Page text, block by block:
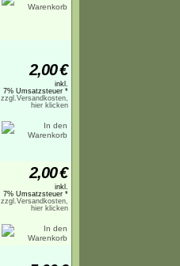
2,00€
inkl.
7% Umsatzsteuer *
zzgl.Versandkosten,
hier klicken
2,00€
inkl.
7% Umsatzsteuer *
zzgl.Versandkosten,
hier klicken